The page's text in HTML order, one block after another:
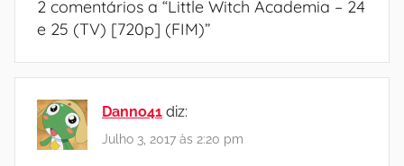
2 comentários a “Little Witch Academia – 24
e 25 (TV) [720p] (FIM)”
Danno41 diz:
Julho 3, 2017 às 2:20 pm